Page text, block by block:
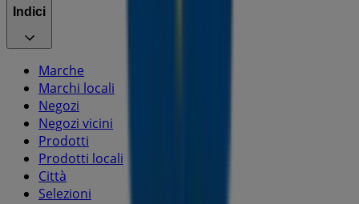
Indici
Marche
Marchi locali
Negozi
Negozi vicini
Prodotti
Prodotti locali
Città
Selezioni